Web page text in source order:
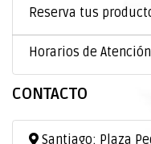
Reserva tus
Horarios de Atención
CONTACTO
Santiago: Plaza